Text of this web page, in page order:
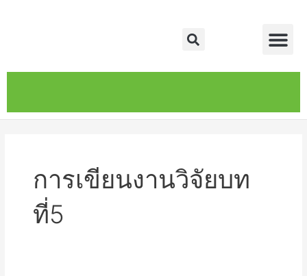
Search
การเขียนงานวิจัยบท
ที่5